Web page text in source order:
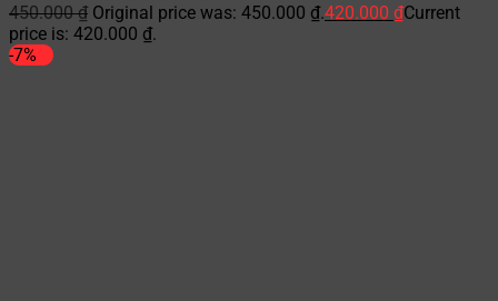
450.000₫ Original price was: 450.000 ₫.420.000 ₫Current
price is: 420.000 ₫.
-7%